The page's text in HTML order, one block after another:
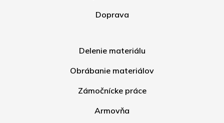
Doprava
Delenie materiálu
Obrábanie materiálov
Zámočnícke práce
Armovňa